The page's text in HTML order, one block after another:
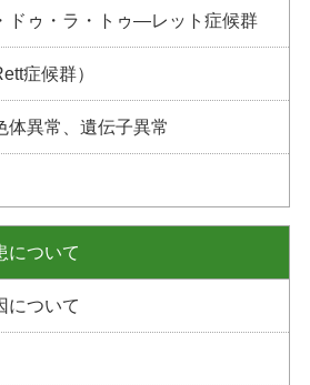
ドゥ・ラ・トゥ―レット症候群
症候群）
体異常、遺伝子異常
について
について